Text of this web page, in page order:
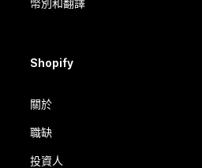
幣別和翻譯
Shopify
關於
職缺
投資人